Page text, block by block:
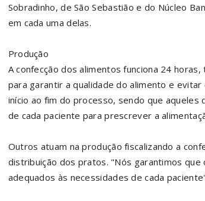
Sobradinho, de São Sebastião e do Núcleo
em cada uma delas.
Produção
A confecção dos alimentos funciona 24
para garantir a qualidade do alimento e
início ao fim do processo, sendo que aqueles
de cada paciente para prescrever a
Outros atuam na produção fiscalizando a
distribuição dos pratos. "Nós garantimos
adequados às necessidades de cada